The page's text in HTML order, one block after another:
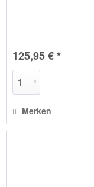
125,95 € *
Merken